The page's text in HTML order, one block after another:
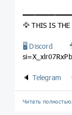
🦅 THIS IS THE
🖥 Discord
🔈Telegram
Читать